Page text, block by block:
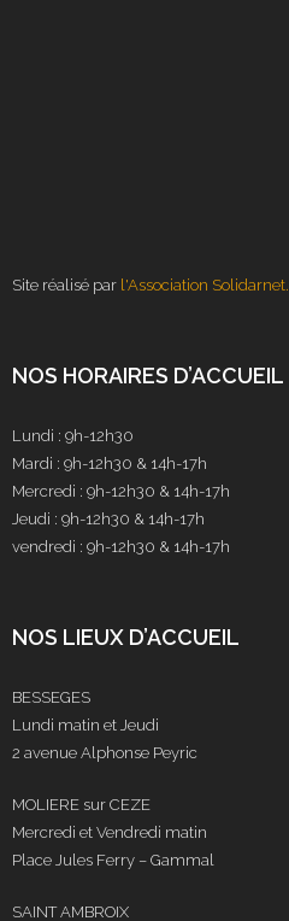
Site réalisé par l'Association Solidarnet.
NOS HORAIRES D’ACCUEIL
Lundi : 9h-12h30
Mardi : 9h-12h30 & 14h-17h
Mercredi : 9h-12h30 & 14h-17h
Jeudi : 9h-12h30 & 14h-17h
vendredi : 9h-12h30 & 14h-17h
NOS LIEUX D’ACCUEIL
BESSEGES
Lundi matin et Jeudi
2 avenue Alphonse Peyric
MOLIERE sur CEZE
Mercredi et Vendredi matin
Place Jules Ferry – Gammal
SAINT AMBROIX